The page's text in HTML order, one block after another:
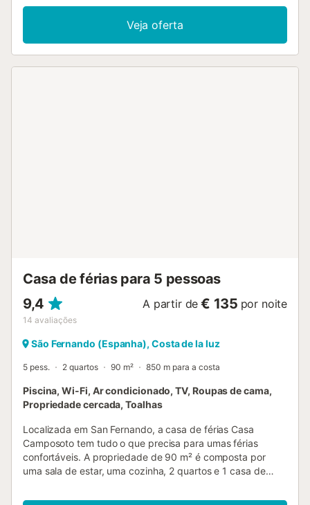
Veja oferta
Casa de férias para 5 pessoas
9,4
14 avaliações
A partir de € 135 por noite
São Fernando (Espanha), Costa de la luz
5 pess. 2 quartos 90 m² 850 m para a costa
Piscina, Wi-Fi, Ar condicionado, TV, Roupas de cama,
Propriedade cercada, Toalhas
Localizada em San Fernando, a casa de férias Casa
Camposoto tem tudo o que precisa para umas férias
confortáveis. A propriedade de 90 m² é composta por
uma sala de estar, uma cozinha, 2 quartos e 1 casa de
comodidades adicionais incluem Wi-Fi, uma televisão, ar